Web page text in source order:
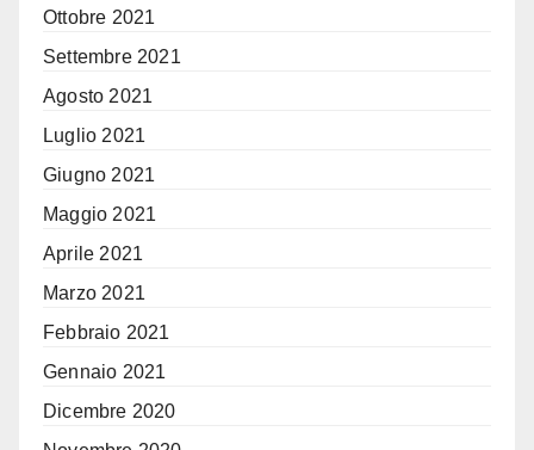
Ottobre 2021
Settembre 2021
Agosto 2021
Luglio 2021
Giugno 2021
Maggio 2021
Aprile 2021
Marzo 2021
Febbraio 2021
Gennaio 2021
Dicembre 2020